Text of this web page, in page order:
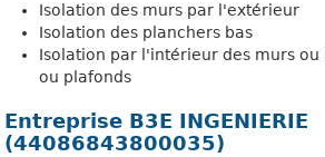
Isolation des murs par l'extérieur
Isolation des planchers bas
Isolation par l'intérieur des murs
ou plafonds
Entreprise B3E INGENIERIE
(44086843800035)